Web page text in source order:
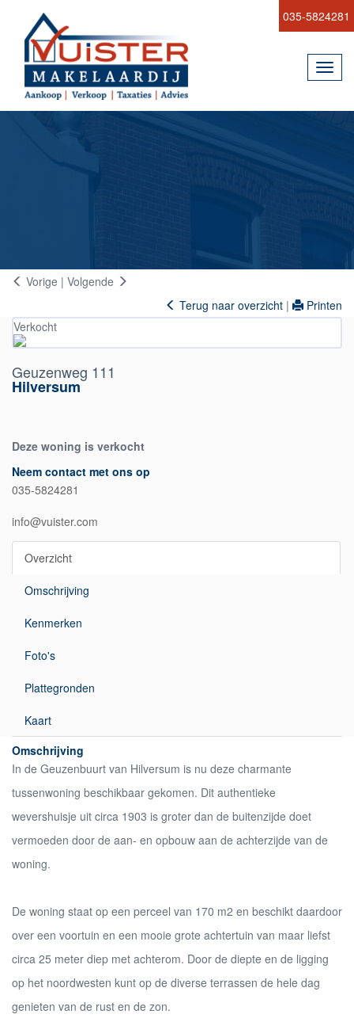
035-5824281
Vorige | Volgende
Terug naar overzicht |
Printen
Verkocht
Geuzenweg 111
Hilversum
Deze woning is verkocht
Neem contact met ons op
035-5824281
info@vuister.com
Overzicht
Omschrijving
Kenmerken
Foto's
Plattegronden
Kaart
Omschrijving
In de Geuzenbuurt van Hilversum is nu deze charmante
tussenwoning beschikbaar gekomen. Dit authentieke
wevershuisje uit circa 1903 is groter dan de buitenzijde doet
vermoeden door de aan- en opbouw aan de achterzijde van de
woning.
De woning staat op een perceel van 170 m2 en beschikt daardoor
over een voortuin en een mooie grote achtertuin van maar liefst
circa 25 meter diep met achterom. Door de diepte en de ligging
op het noordwesten kunt op de diverse terrassen de hele dag
genieten van de rust en de zon.